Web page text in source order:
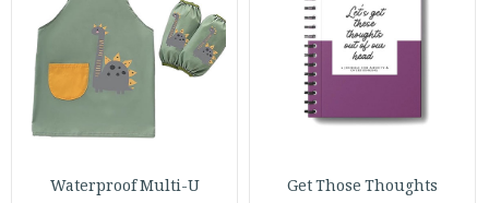
Get Those Thoughts
Waterproof Multi-U